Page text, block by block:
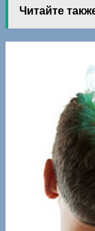
Читайте